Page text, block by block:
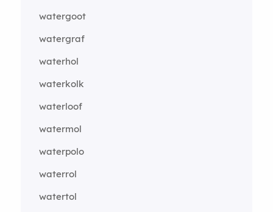
watergoot
watergraf
waterhol
waterkolk
waterloof
watermol
waterpolo
waterrol
watertol